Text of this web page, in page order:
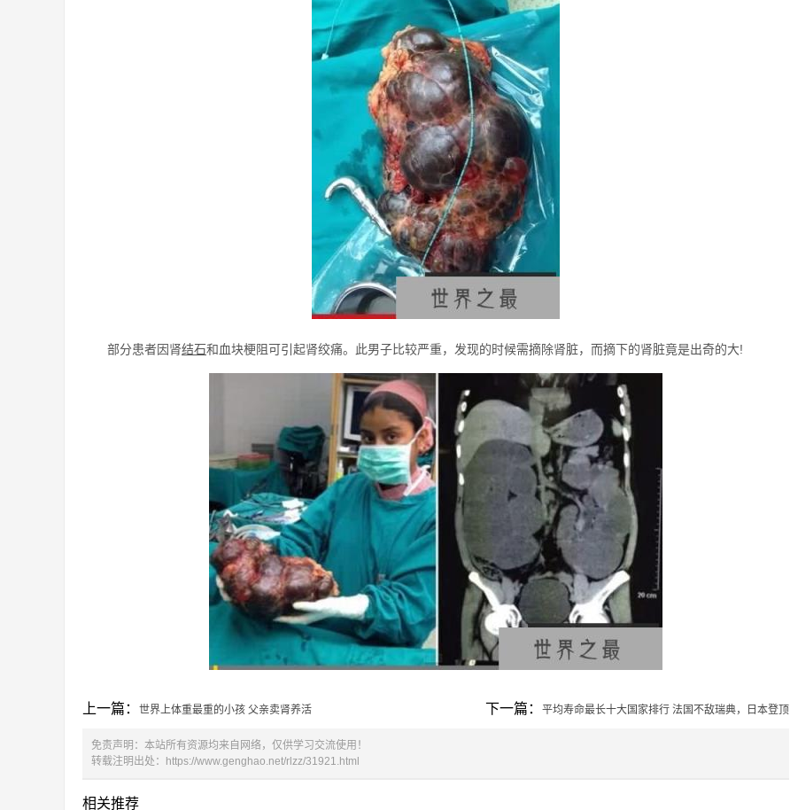
部分患者因肾结石和血块梗阻可引起肾绞痛。此男子比较严重，发现的时候需摘除肾脏，而摘下的肾脏竟是出奇的大!
上一篇： 世界上体重最重的小孩 父亲卖肾养活 下一篇： 平均寿命最长十大国家排行 法国不敌瑞典，日本登顶
免责声明：本站所有资源均来自网络，仅供学习交流使用！
转载注明出处：
https://www.genghao.net/rlzz/31921.html
相关推荐